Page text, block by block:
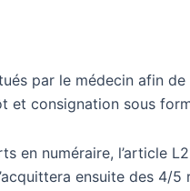
par le médecin afin
et consignation sous
en numéraire, l’article
ensuite des